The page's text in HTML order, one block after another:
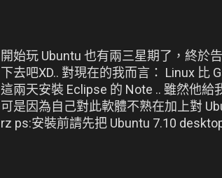
開始玩 Ubuntu 也有兩三星期了，終於
下去吧XD.. 對現在的我而言： Linux 比
這兩天安裝 Eclipse 的 Note .. 雖然他給
可是因為自己對此軟體不熟在加上對
rz ps:安裝前請先把 Ubuntu 7.10
* / → 標記 → 移除 下載 Eclipse = 主程